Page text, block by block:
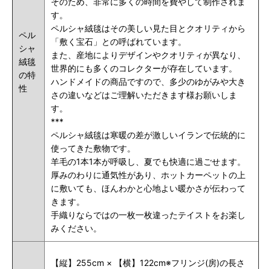
ペル
シャ
絨毯
の特
性
す。
ペルシャ絨毯はその美しい見た目とクオリティから
「敷く宝石」との呼ばれています。
また、産地によりデザインやクオリティが異なり、
世界的にも多くのコレクターが存在しています。
ハンドメイドの商品ですので、多少のゆがみや大き
さの違いなどはご理解いただきます様お願いしま
す。
***
ペルシャ絨毯は寒暖の差が激しいイランで伝統的に
使ってきた敷物です。
羊毛の1本1本が呼吸し、夏でも快適に過ごせます。
厚みのわりに通気性があり、ホットカーペットの上
に敷いても、ほんわかと心地よい暖かさが伝わって
きます。
手織りならではの一枚一枚違ったテイストをお楽し
みください。
【縦】255cm × 【横】122cm※フリンジ(房)の長さ